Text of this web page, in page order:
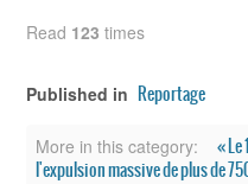
Read 123 times
Published in Reportage
More in this category:
«
l'expulsion massive de plus de